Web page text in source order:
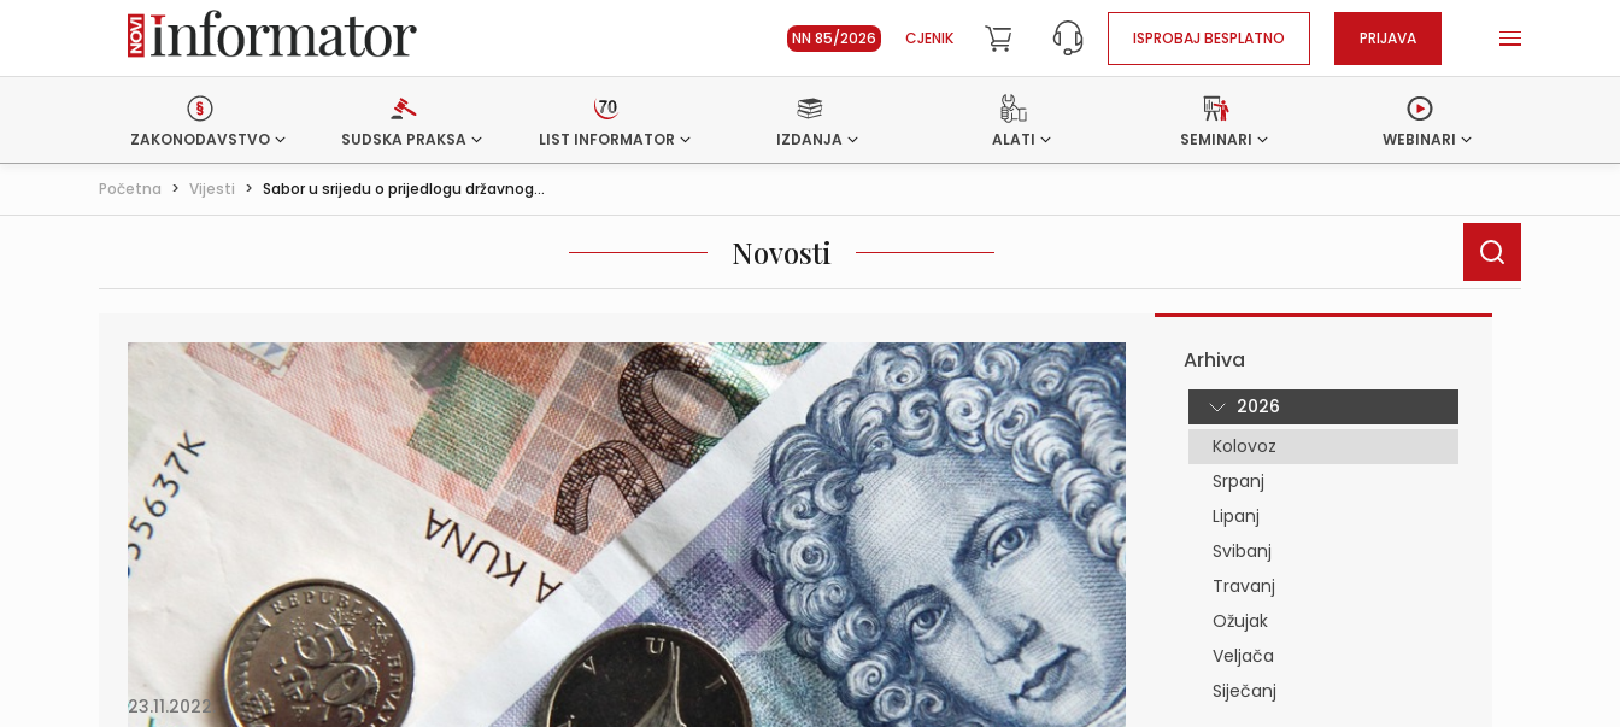
NN 85/2026 CJENIK ISPROBAJ BESPLATNO PRIJAVA
ZAKONODAVSTVO SUDSKA PRAKSA LIST INFORMATOR IZDANJA ALATI SEMINARI WEBINARI
Početna > Vijesti > Sabor u srijedu o prijedlogu državnog...
Novosti
23.11.2022.
Arhiva
2026
Kolovoz
Srpanj
Lipanj
Svibanj
Travanj
Ožujak
Veljača
Siječanj